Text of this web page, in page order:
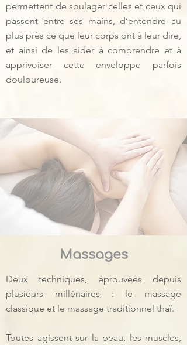
permettent de soulager celles et ceux qui
passent entre ses mains, d’entendre au
plus près ce que leur corps ont à leur dire,
et ainsi de les aider à comprendre et à
apprivoiser cette enveloppe parfois
douloureuse.
Massages
Deux techniques, éprouvées depuis
plusieurs millénaires : le massage
classique et le massage traditionnel thaï.
Toutes agissent sur la peau, les muscles,